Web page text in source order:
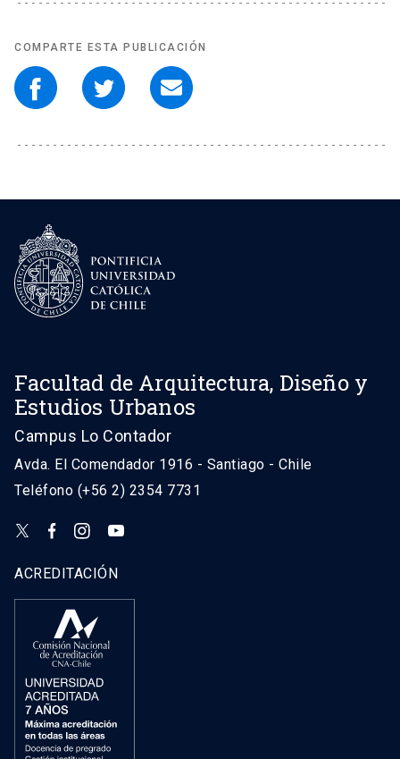
COMPARTE ESTA PUBLICACIÓN
Facultad de Arquitectura, Diseño y
Estudios Urbanos
Campus Lo Contador
Avda. El Comendador 1916 - Santiago - Chile
Teléfono (+56 2) 2354 7731
ACREDITACIÓN